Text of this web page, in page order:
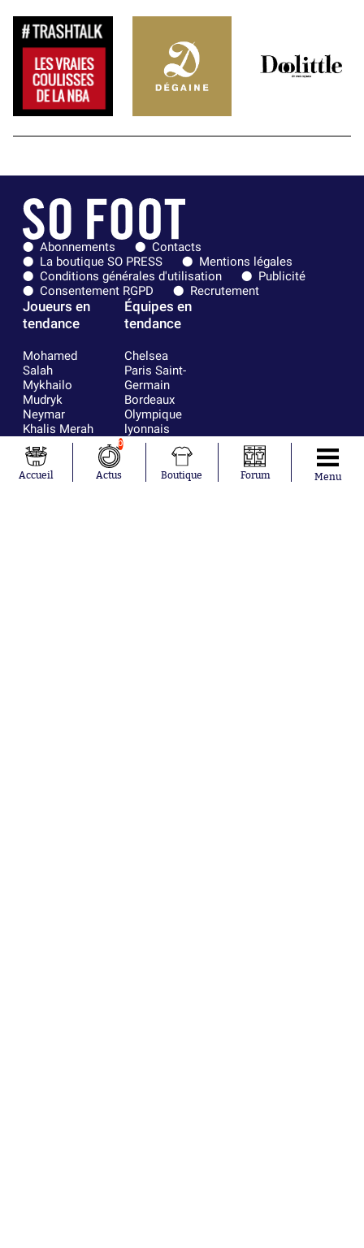
Abonnements
Contacts
La boutique SO PRESS
Mentions légales
Conditions générales d'utilisation
Publicité
Consentement RGPD
Recrutement
Joueurs en
tendance
Mohamed
Salah
Mykhailo
Mudryk
Neymar
Khalis Merah
Loïs Openda
Moussa
Niakhaté
Équipes en
tendance
Chelsea
Paris Saint-
Germain
Bordeaux
Olympique
lyonnais
FIFA
Real Madrid
RC Strasbourg
Accueil
0
Actus Boutique Forum Menu